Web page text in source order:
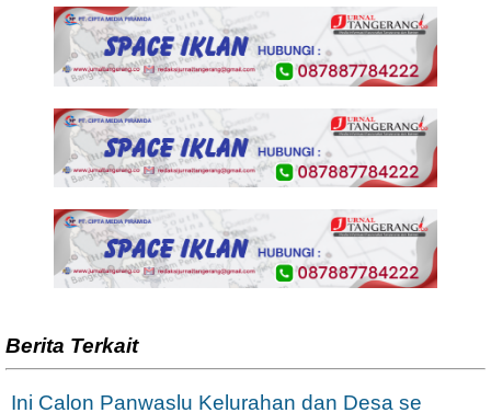
Berita Terkait
Ini Calon Panwaslu Kelurahan dan Desa se